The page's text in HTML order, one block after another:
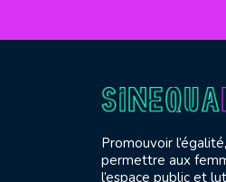
Promouvoir l’égalité,
permettre aux
l’espace public et